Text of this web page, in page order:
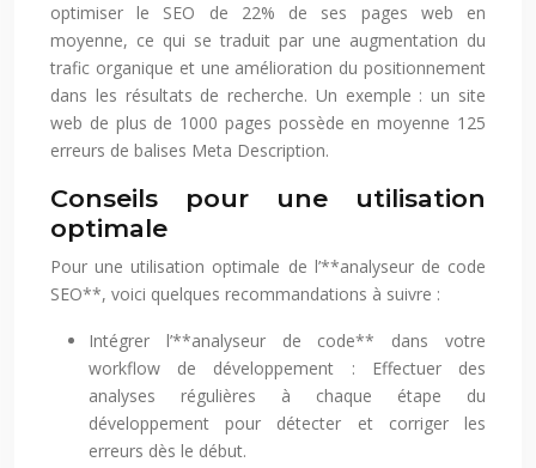
optimiser le SEO de 22% de ses pages web en
moyenne, ce qui se traduit par une augmentation du
trafic organique et une amélioration du positionnement
dans les résultats de recherche. Un exemple : un site
web de plus de 1000 pages possède en moyenne 125
erreurs de balises Meta Description.
Conseils pour une utilisation
optimale
Pour une utilisation optimale de l’**analyseur de code
SEO**, voici quelques recommandations à suivre :
Intégrer l’**analyseur de code** dans votre
workflow de développement : Effectuer des
analyses régulières à chaque étape du
développement pour détecter et corriger les
erreurs dès le début.